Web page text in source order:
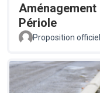
Périole
Proposition